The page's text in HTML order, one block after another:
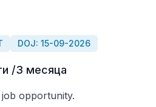
DOJ: 15-09-2026
/3 месяца
opportunity.